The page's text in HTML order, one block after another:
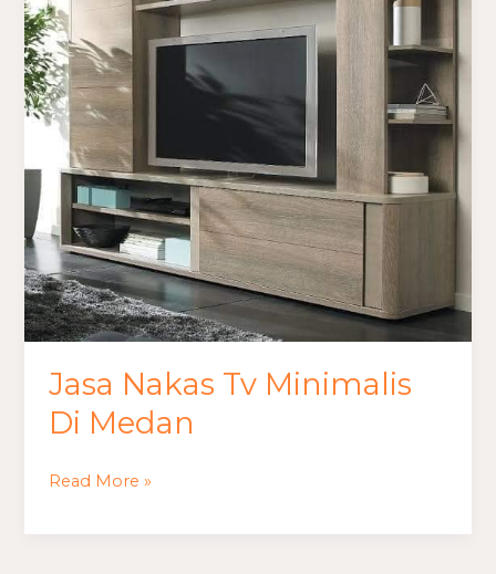
Jasa Nakas Tv Minimalis
Di Medan
Di
Medan
Read More »